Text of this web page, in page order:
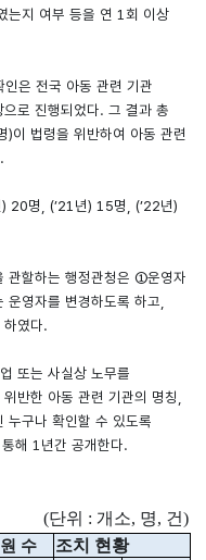
는지 여부 등을 연 1회 이상
은 전국 아동 관련 기관
로 진행되었다. 그 결과 총
이 법령을 위반하여 아동 관련
20명, (’21년) 15명, (’22년)
관할하는 행정관청은 ①운영자
영자를 변경하도록 하고,
였다.
또는 사실상 노무를
반한 아동 관련 기관의 명칭,
누구나 확인할 수 있도록
해 1년간 공개한다.
(단위 : 개소, 명, 건)
수
조치 현황